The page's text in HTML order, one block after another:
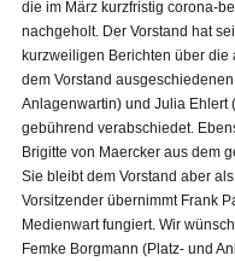
die im März kurzfristig corona-
nachgeholt. Der Vorstand hat
kurzweiligen Berichten über
dem Vorstand
Anlagenwartin) und Julia Ehlert
gebührend verabschiedet.
Brigitte von Maercker aus dem
Sie bleibt dem Vorstand aber
Vorsitzender übernimmt Frank
Medienwart fungiert. Wir
Femke Borgmann (Platz- und